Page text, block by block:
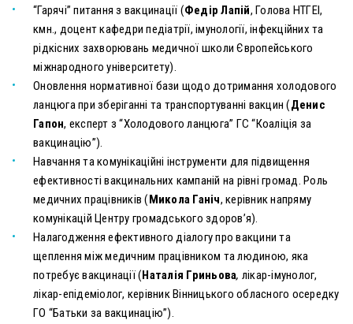
“Гарячі” питання з вакцинації (Федір Лапій, Голова НТГЕІ,
кмн., доцент кафедри педіатрії, імунології, інфекційних та
рідкісних захворювань медичної школи Європейського
міжнародного університету).
Оновлення нормативної бази щодо дотримання холодового
ланцюга при зберіганні та транспортуванні вакцин (Денис
Гапон, експерт з “Холодового ланцюга” ГС “Коаліція за
вакцинацію”).
Навчання та комунікаційні інструменти для підвищення
ефективності вакцинальних кампаній на рівні громад. Роль
медичних працівників ( Микола Ганіч, керівник напряму
комунікацій Центру громадського здоров’я).
Налагодження ефективного діалогу про вакцини та
щеплення між медичним працівником та людиною, яка
потребує вакцинації ( Наталія Гриньова, лікар-імунолог,
лікар-епідеміолог, керівник Вінницького обласного осередку
ГО “Батьки за вакцинацію”).